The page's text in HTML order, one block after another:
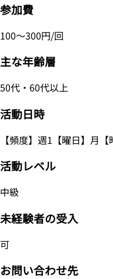
参加費
100～300円/回
主な年齢層
50代・60代以上
活動日時
【頻度】週1【曜日】月
活動レベル
中級
未経験者の受入
可
お問い合わせ先